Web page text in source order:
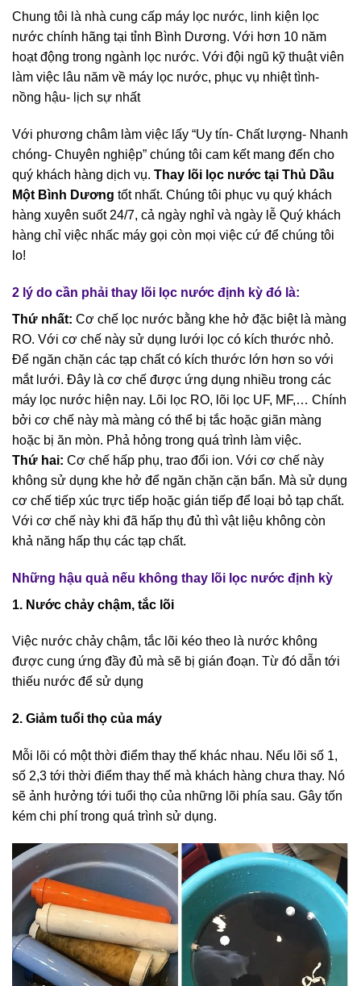
Chung tôi là nhà cung cấp máy lọc nước, linh kiện lọc
nước chính hãng tại tỉnh Bình Dương. Với hơn 10 năm
hoạt động trong ngành lọc nước. Với đội ngũ kỹ thuật viên
làm việc lâu năm về máy lọc nước, phục vụ nhiệt tình-
nồng hậu- lịch sự nhất
Với phương châm làm việc lấy “Uy tín- Chất lượng- Nhanh
chóng- Chuyên nghiệp” chúng tôi cam kết mang đến cho
quý khách hàng dịch vụ. Thay lõi lọc nước tại Thủ Dầu
Một Bình Dương tốt nhất. Chúng tôi phục vụ quý khách
hàng xuyên suốt 24/7, cả ngày nghỉ và ngày lễ Quý khách
hàng chỉ việc nhấc máy gọi còn mọi việc cứ để chúng tôi
lo!
2 lý do cần phải thay lõi lọc nước định kỳ đó là:
Thứ nhất: Cơ chế lọc nước bằng khe hở đặc biệt là màng
RO. Với cơ chế này sử dụng lưới lọc có kích thước nhỏ.
Để ngăn chặn các tạp chất có kích thước lớn hơn so với
mắt lưới. Đây là cơ chế được ứng dụng nhiều trong các
máy lọc nước hiện nay. Lõi lọc RO, lõi lọc UF, MF,… Chính
bởi cơ chế này mà màng có thể bị tắc hoặc giãn màng
hoặc bị ăn mòn. Phả hỏng trong quá trình làm việc.
Thứ hai: Cơ chế hấp phụ, trao đổi ion. Với cơ chế này
không sử dụng khe hở để ngăn chặn cặn bẩn. Mà sử dụng
cơ chế tiếp xúc trực tiếp hoặc gián tiếp để loại bỏ tạp chất.
Với cơ chế này khi đã hấp thụ đủ thì vật liệu không còn
khả năng hấp thụ các tạp chất.
Những hậu quả nếu không thay lõi lọc nước định kỳ
1. Nước chảy chậm, tắc lõi
Việc nước chảy chậm, tắc lõi kéo theo là nước không
được cung ứng đầy đủ mà sẽ bị gián đoạn. Từ đó dẫn tới
thiếu nước để sử dụng
2. Giảm tuổi thọ của máy
Mỗi lõi có một thời điểm thay thế khác nhau. Nếu lõi số 1,
số 2,3 tới thời điểm thay thế mà khách hàng chưa thay. Nó
sẽ ảnh hưởng tới tuổi thọ của những lõi phía sau. Gây tốn
kém chi phí trong quá trình sử dụng.